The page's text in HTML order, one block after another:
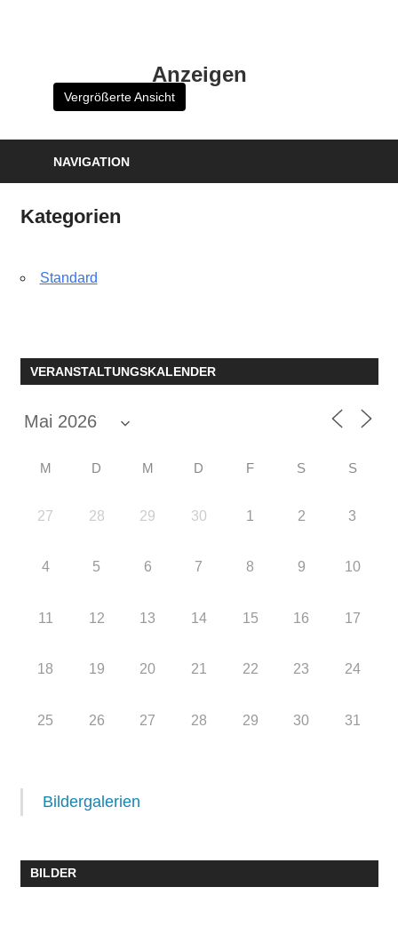
Anzeigen
Vergrößerte Ansicht
NAVIGATION
Kategorien
Standard
VERANSTALTUNGSKALENDER
M D M D F S S
27 28 29 30 1 2 3
4 5 6 7 8 9 10
11 12 13 14 15 16 17
18 19 20 21 22 23 24
25 26 27 28 29 30 31
Bildergalerien
BILDER